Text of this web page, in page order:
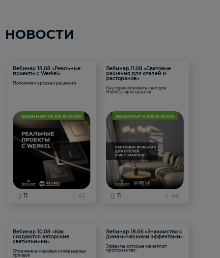
НОВОСТИ
Вебинар 18.08 «Реальные
проекты с Werkel»
Пополняем арсенал решений
11 42
Вебинар 11.08 «Световые
решения для отелей и
ресторанов»
Как проектировать свет для
HoReCa-пространств
11 44
Вебинар 10.08 «Как
создаются авторские
светильники»
Отражение мировых интерьерных
трендов
Вебинар 18.06 «Знакомство с
динамическими эффектами»
Эффекты, которые оживляют
пространство